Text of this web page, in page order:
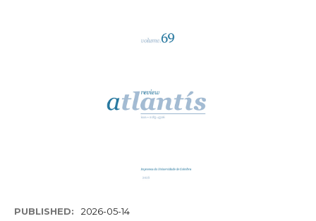
PUBLISHED: 2026-05-14